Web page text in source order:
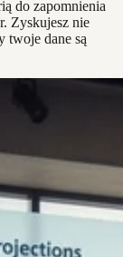
do zapomnienia
Zyskujesz nie
twoje dane są